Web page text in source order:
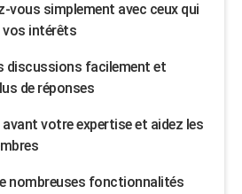
vous simplement avec ceux qui
intérêts
discussions facilement et
de réponses
votre expertise et aidez les
nombreuses fonctionnalités